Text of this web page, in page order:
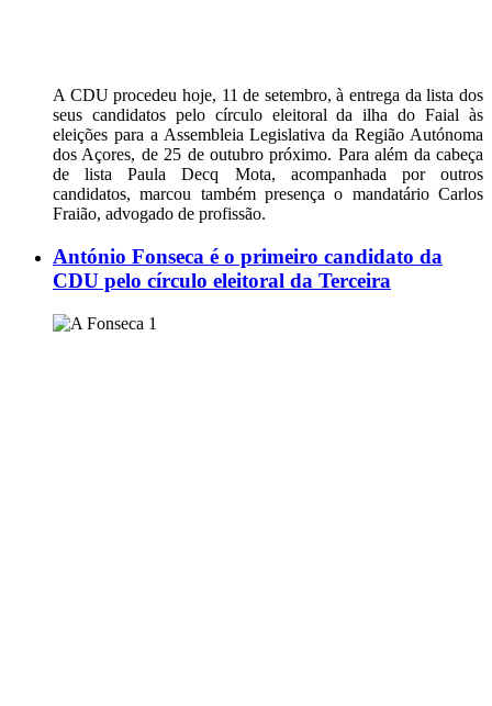
A CDU procedeu hoje, 11 de setembro, à entrega da lista dos
seus candidatos pelo círculo eleitoral da ilha do Faial às
eleições para a Assembleia Legislativa da Região Autónoma
dos Açores, de 25 de outubro próximo. Para além da cabeça
de lista Paula Decq Mota, acompanhada por outros
candidatos, marcou também presença o mandatário Carlos
Fraião, advogado de profissão.
António Fonseca é o primeiro candidato da
CDU pelo círculo eleitoral da Terceira